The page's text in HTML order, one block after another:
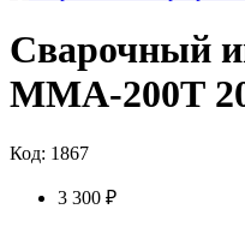
Сварочный
MMA-200Т
Код: 1867
3 300 ₽